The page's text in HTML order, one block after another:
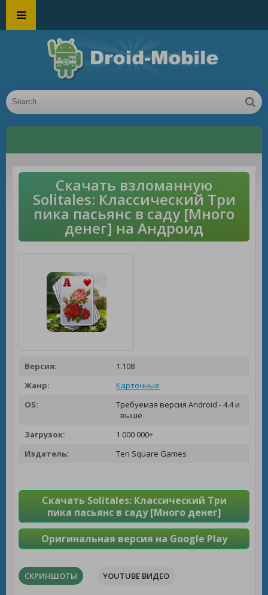
Скачать взломанную
Solitales: Классический Три
пика пасьянс в саду [Много
денег] на Андроид
Версия:
1.108
Жанр:
Карточные
OS:
Требуемая версия Android - 4.4 и
выше
Загрузок:
1 000 000+
Издатель:
Ten Square Games
Скачать Solitales: Классический Три
пика пасьянс в саду [Много денег]
Оригинальная версия на Google Play
СКРИНШОТЫ YOUTUBE ВИДЕО